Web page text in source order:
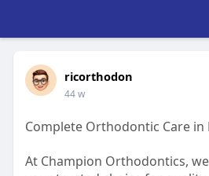
ricorthodon
44 w
Complete Orthodontic Care in
At Champion Orthodontics,